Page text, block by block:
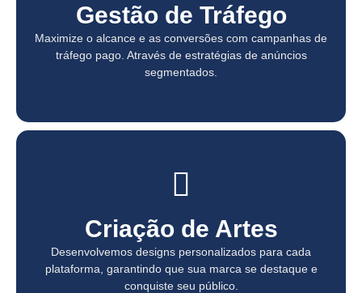
Gestão de Tráfego
Maximize o alcance e as conversões com campanhas de
tráfego pago. Através de estratégias de anúncios
segmentados.
Gestão de Tráfego
Maximize o alcance e as conversões com campanhas de
tráfego pago. Através de estratégias de anúncios
Criação de Artes
Desenvolvemos designs personalizados para cada
plataforma, garantindo que sua marca se destaque e
conquiste seu público.
Criação de Artes
Desenvolvemos designs personalizados para cada
plataforma, garantindo que sua marca se destaque e
conquiste seu público.